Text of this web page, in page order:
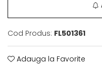
Cod Produs: FL501361
Adauga la Favorite